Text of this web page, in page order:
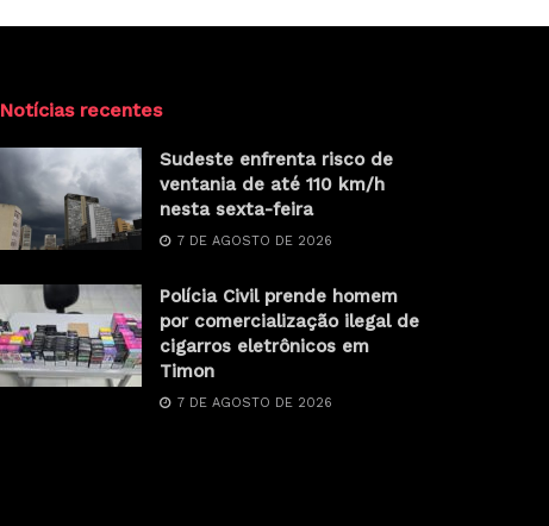
Notícias recentes
Sudeste enfrenta risco de
ventania de até 110 km/h
nesta sexta-feira
7 DE AGOSTO DE 2026
Polícia Civil prende homem
por comercialização ilegal de
cigarros eletrônicos em
Timon
7 DE AGOSTO DE 2026